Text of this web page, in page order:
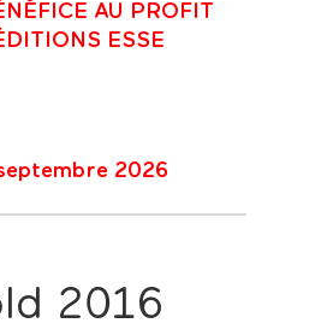
AU PROFIT
ESSE
2026
2016